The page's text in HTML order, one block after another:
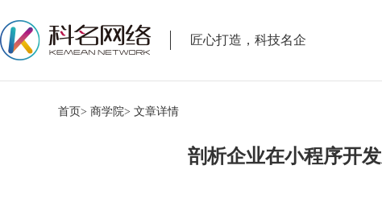
匠心打造，科技名企
首页> 商学院> 文章详情
剖析企业在小程序开